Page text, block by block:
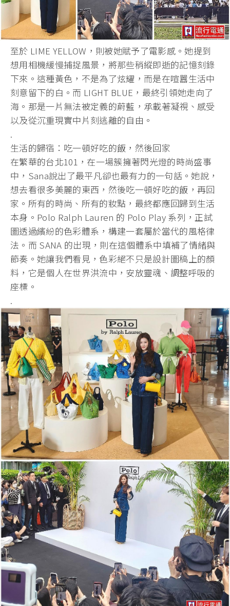
​至於 LIME YELLOW，則被她賦予了電影感。她提到
想用相機緩慢捕捉風景，將那些稍縱即逝的記憶刻錄
下來。這種黃色，不是為了炫耀，而是在喧囂生活中
刻意留下的白。而 LIGHT BLUE，最終引領她走向了
海。那是一片無法被定義的蔚藍，承載著凝視、感受
以及從沉重現實中片刻逃離的自由。
.
​生活的歸宿：吃一頓好吃的飯，然後回家
​在繁華的台北101，在一場簇擁著閃光燈的時尚盛事
中，Sana說出了最平凡卻也最有力的一句話。她說，
想去看很多美麗的東西，然後吃一頓好吃的飯，再回
家。所有的時尚、所有的妝點，最終都應回歸到生活
本身。Polo Ralph Lauren 的 Polo Play 系列，正試
圖透過繽紛的色彩體系，構建一套屬於當代的風格律
法。而 SANA 的出現，則在這個體系中填補了情緒與
節奏。她讓我們看見，色彩絕不只是設計圖稿上的顏
料，它是個人在世界洪流中，安放靈魂、調整呼吸的
座標。
.